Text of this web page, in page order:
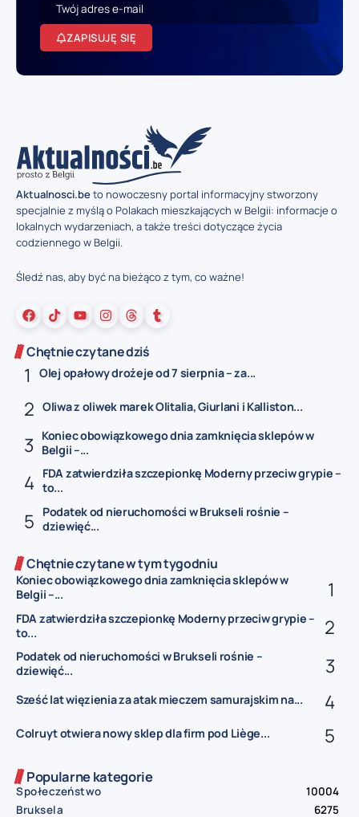
ZAPISUJĘ SIĘ
Aktualnosci.beto nowoczesny portal informacyjny stworzony
specjalnie z myślą o Polakach mieszkających w Belgii: informacje o
lokalnych wydarzeniach, a także treści dotyczące życia
codziennego w Belgii.
Śledź nas, aby być na bieżąco z tym, co ważne!
Chętnie czytane dziś
Olej opałowy drożeje od 7 sierpnia – za...
Oliwa z oliwek marek Olitalia, Giurlani i Kalliston...
Koniec obowiązkowego dnia zamknięcia sklepów w
Belgii –...
FDA zatwierdziła szczepionkę Moderny przeciw grypie –
to...
Podatek od nieruchomości w Brukseli rośnie –
dziewięć...
Chętnie czytane w tym tygodniu
Koniec obowiązkowego dnia zamknięcia sklepów w
Belgii –...
FDA zatwierdziła szczepionkę Moderny przeciw grypie –
to...
Podatek od nieruchomości w Brukseli rośnie –
dziewięć...
Sześć lat więzienia za atak mieczem samurajskim na...
Colruyt otwiera nowy sklep dla firm pod Liège...
Popularne kategorie
Społeczeństwo
10004
Bruksela
6275